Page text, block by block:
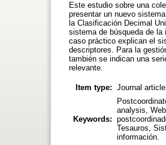
Este estudio sobre una
presentar un nuevo
la Clasificación Decimal
sistema de búsqueda de
caso práctico explican el
descriptores. Para la
también se indican una
relevante.
Item type: Journal
Keywords:
analysis,
Tesauros,
información.